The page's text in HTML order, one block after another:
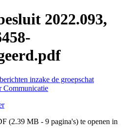
2022.093,
inzake de groepschat
Communicatie
(2.39 MB - 9 pagina's) te openen in